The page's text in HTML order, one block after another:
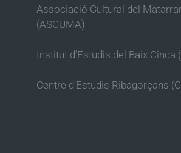
Associació Cultural del
(ASCUMA)
Institut d’Estudis del Baix Cinca
Centre d’Estudis Ribagorçans